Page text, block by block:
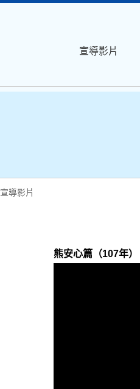
宣導影片
宣導影片
熊安心篇（107年）